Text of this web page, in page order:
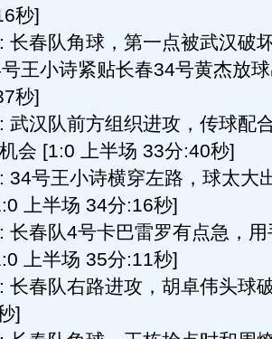
秒]
长春队角球，第一点被武汉破
王小诗紧贴长春34号黄杰放
秒]
武汉队前方组织进攻，传球配
会 [1:0 上半场 33分:40秒]
34号王小诗横穿左路，球太大
上半场 34分:16秒]
长春队4号卡巴雷罗有点急，
上半场 35分:11秒]
长春队右路进攻，胡卓伟头球
]